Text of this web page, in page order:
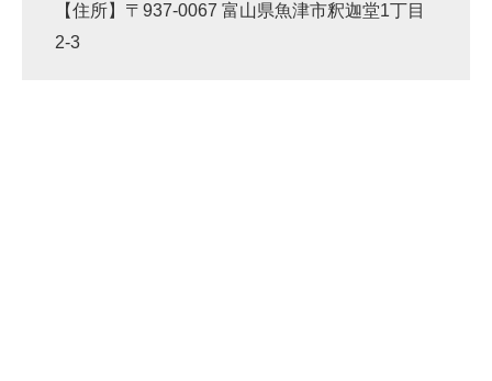
【住所】〒937-0067 富山県魚津市釈迦堂1丁目
2-3